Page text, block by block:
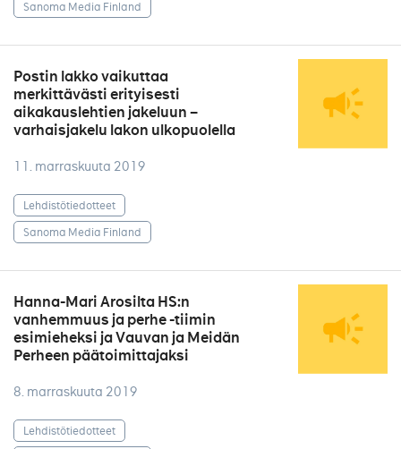
Sanoma Media Finland
Postin lakko vaikuttaa
merkittävästi erityisesti
aikakauslehtien jakeluun –
varhaisjakelu lakon ulkopuolella
11. marraskuuta 2019
Lehdistötiedotteet
Sanoma Media Finland
Hanna-Mari Arosilta HS:n
vanhemmuus ja perhe -tiimin
esimieheksi ja Vauvan ja Meidän
Perheen päätoimittajaksi
8. marraskuuta 2019
Lehdistötiedotteet